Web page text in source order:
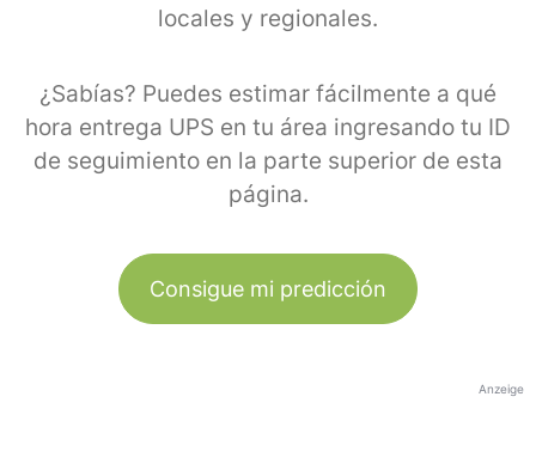
locales y regionales.
¿Sabías? Puedes estimar fácilmente a qué
hora entrega UPS en tu área ingresando tu ID
de seguimiento en la parte superior de esta
página.
Consigue mi predicción
Anzeige